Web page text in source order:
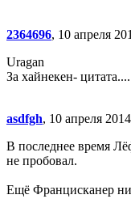
2364696, 10 апреля
Uragan
За хайнекен-
asdfgh, 10 апреля
В последнее время
не пробовал.
Ещё Францисканер